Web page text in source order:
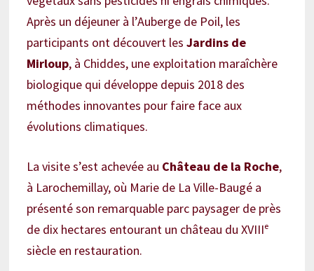
Après un déjeuner à l’Auberge de Poil, les
participants ont découvert les Jardins de
Mirloup, à Chiddes, une exploitation maraîchère
biologique qui développe depuis 2018 des
méthodes innovantes pour faire face aux
évolutions climatiques.
La visite s’est achevée au Château de la Roche,
à Larochemillay, où Marie de La Ville-Baugé a
présenté son remarquable parc paysager de près
de dix hectares entourant un château du XVIIIᵉ
siècle en restauration.